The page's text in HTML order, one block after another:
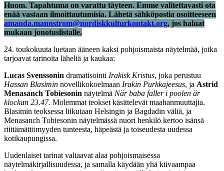
Huom. Tapahtuma on varattu täyteen. Emme valitettavasti ota
enää vastaan ilmoittautumisia. Lähetä sähköpostia osoitteeseen
amanda.mannstrom@nordiskkulturkontakt.org, jos haluat
mukaan jonotuslistalle.
24. toukokuuta luetaan ääneen kaksi pohjoismaista näytelmää, jotka
tarjoavat tarinoita läheltä ja kaukaa:
Lucas Svenssonin dramatisointi Irakisk Kristus, joka perustuu
Hassan Blasimin novellikokoelmaan Irakin Purkkajeesus, ja Astrid
Menasanch Tobiesonin näytelmä När baba faller i poolen är
klockan 23.47. Molemmat teokset käsittelevät maahanmuuttajia.
Blasimin teoksessa liikutaan Helsingin ja Bagdadin väliä, ja
Menasanch Tobiesonin näytelmässä nuori henkilö kertoo isänsä
riittämättömyyden tunteesta, häpeästä ja toiseudesta uudessa
kotikaupungissa.
Uudenlaiset tarinat valtaavat alaa pohjoismaisessa
näytelmäkirjallisuudessa, ja samalla käydään yhä kiivaampaa